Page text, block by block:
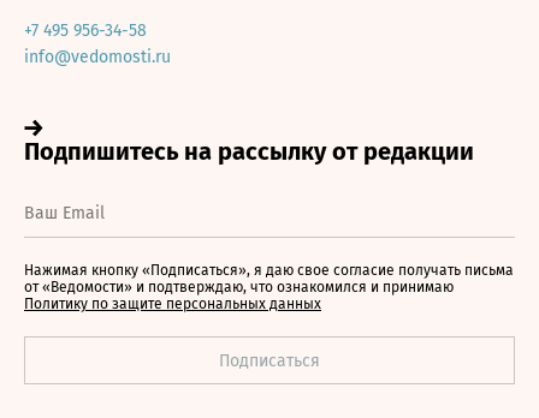
+7 495 956-34-58
info@vedomosti.ru
Нажимая кнопку «Подписаться», я даю свое согласие получать письма
от «Ведомости» и подтверждаю, что ознакомился и принимаю
Политику по защите персональных данных